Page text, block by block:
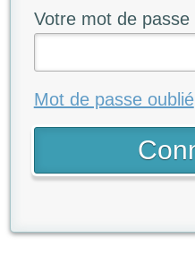
Votre mot de passe
Mot de passe oublié